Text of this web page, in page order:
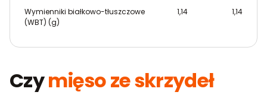
Wymienniki białkowo-tłuszczowe
(WBT) (g)
1,14 1,14
Czymięso ze skrzydeł